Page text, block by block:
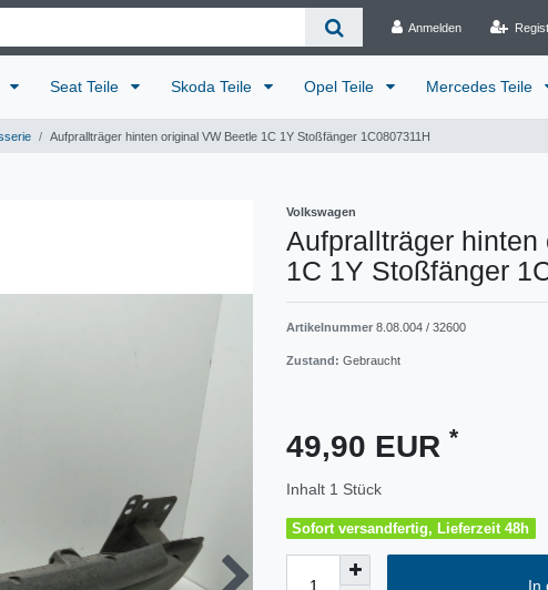
Anmelden
Seat Teile Skoda Teile Opel Teile Mercedes Teile
Aufprallträger hinten original VW Beetle 1C 1Y Stoßfänger 1C0807311H
Volkswagen
Aufprallträger
1C 1Y Stoßfänger
Artikelnummer 8.08.004 / 32600
Zustand: Gebraucht
49,90 EUR *
Inhalt 1 Stück
Sofort versandfertig, Lieferzeit 48h
In